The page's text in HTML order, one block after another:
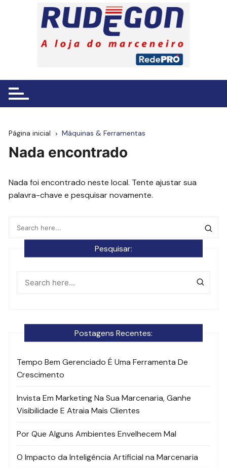
Página inicial Máquinas & Ferramentas
Nada encontrado
Nada foi encontrado neste local. Tente ajustar sua
palavra-chave e pesquisar novamente.
Pesquisar:
Postagens Recentes:
Tempo Bem Gerenciado É Uma Ferramenta De
Crescimento
Invista Em Marketing Na Sua Marcenaria, Ganhe
Visibilidade E Atraia Mais Clientes
Por Que Alguns Ambientes Envelhecem Mal
O Impacto da Inteligência Artificial na Marcenaria